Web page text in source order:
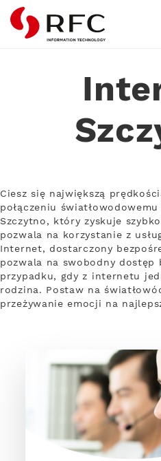
RFC
Ciesz się największą
połączeniu
Szczytno, który zyskuje
pozwala na korzystanie z
Internet, dostarczony
pozwala na swobodny dostęp
przypadku, gdy z internetu
rodzina. Postaw na
przeżywanie emocji na